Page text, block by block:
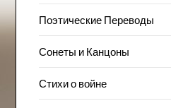
Поэтические Переводы
Сонеты и Канцоны
Стихи о войне